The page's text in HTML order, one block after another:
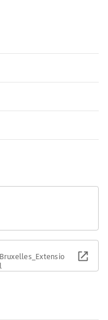
als sichtbare
Fassade und florale
Heute zählt das